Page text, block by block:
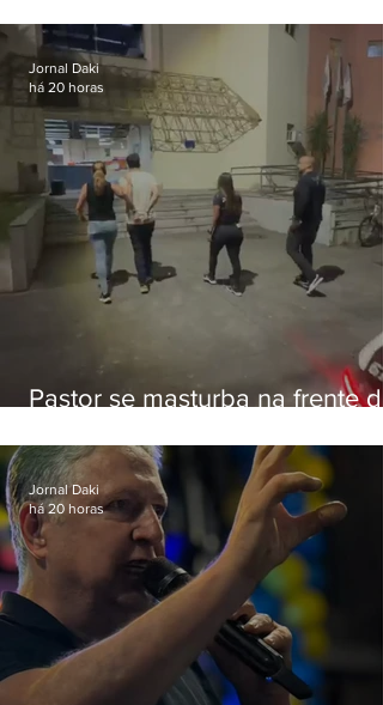
Botafogo
Pastor se masturba na frente de
Jornal Daki
há 20 horas
Jornal Daki
há 20 horas